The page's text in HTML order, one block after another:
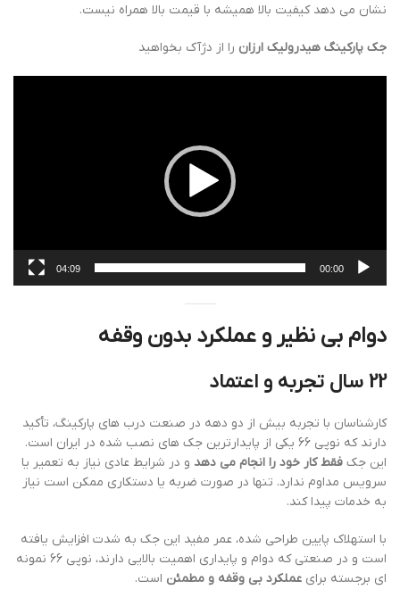
نشان می دهد کیفیت بالا همیشه با قیمت بالا همراه نیست.
جک پارکینگ هیدرولیک ارزان را از دژآک بخواهید
00:00
04:09
دوام بی نظیر و عملکرد بدون وقفه
22 سال تجربه و اعتماد
کارشناسان با تجربه بیش از دو دهه در صنعت درب های پارکینگ، تأکید
دارند که نوپی 66 یکی از پایدارترین جک های نصب شده در ایران است.
این جک فقط کار خود را انجام می دهد و در شرایط عادی نیاز به تعمیر یا
سرویس مداوم ندارد. تنها در صورت ضربه یا دستکاری ممکن است نیاز
به خدمات پیدا کند.
با استهلاک پایین طراحی شده، عمر مفید این جک به شدت افزایش یافته
است و در صنعتی که دوام و پایداری اهمیت بالایی دارند، نوپی 66 نمونه
ای برجسته برای عملکرد بی وقفه و مطمئن است.